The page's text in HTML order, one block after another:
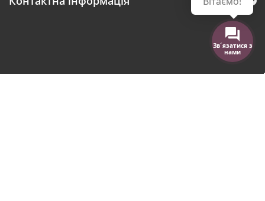
Зв´язатися з
нами